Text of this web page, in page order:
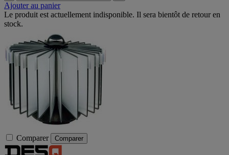
Ajouter au panier
Le produit est actuellement indisponible. Il sera bientôt de retour en
stock.
Comparer Comparer